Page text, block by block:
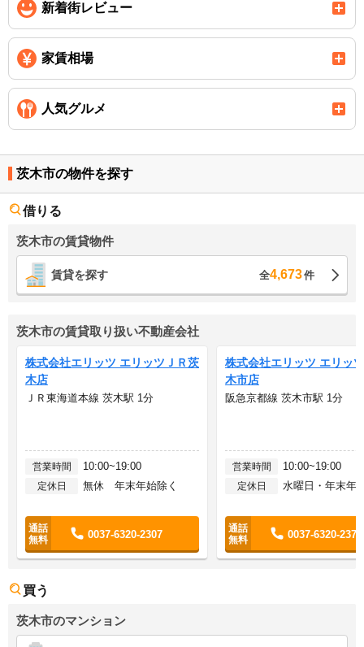
新着街レビュー
家賃相場
人気グルメ
茨木市の物件を探す
借りる
茨木市の賃貸物件
賃貸を探す 全4,673件
茨木市の賃貸取り扱い不動産会社
株式会社エリッツ エリッツＪＲ茨
木店
ＪＲ東海道本線 茨木駅 1分
営業時間 10:00~19:00
定休日 無休 年末年始除く
0037-6320-2307
株式会社エリッツ エリッ
木市店
阪急京都線 茨木市駅 1分
営業時間 10:00~19:00
定休日 水曜日・年末年
0037-6320-2376
買う
茨木市のマンション